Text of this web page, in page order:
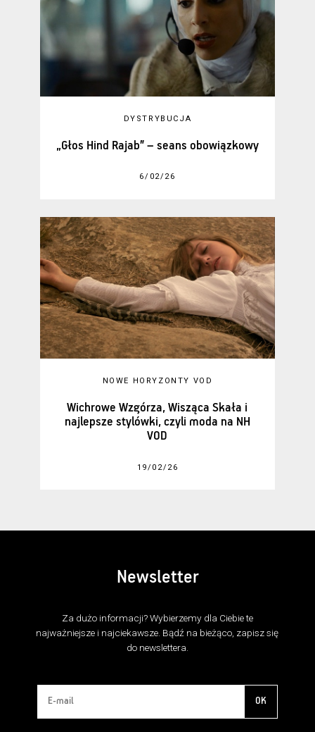
DYSTRYBUCJA
„Głos Hind Rajab” – seans obowiązkowy
6/02/26
NOWE HORYZONTY VOD
Wichrowe Wzgórza, Wisząca Skała i
najlepsze stylówki, czyli moda na NH
VOD
19/02/26
Newsletter
Za dużo informacji? Wybierzemy dla Ciebie te
najważniejsze i najciekawsze. Bądź na bieżąco, zapisz się
do newslettera.
OK